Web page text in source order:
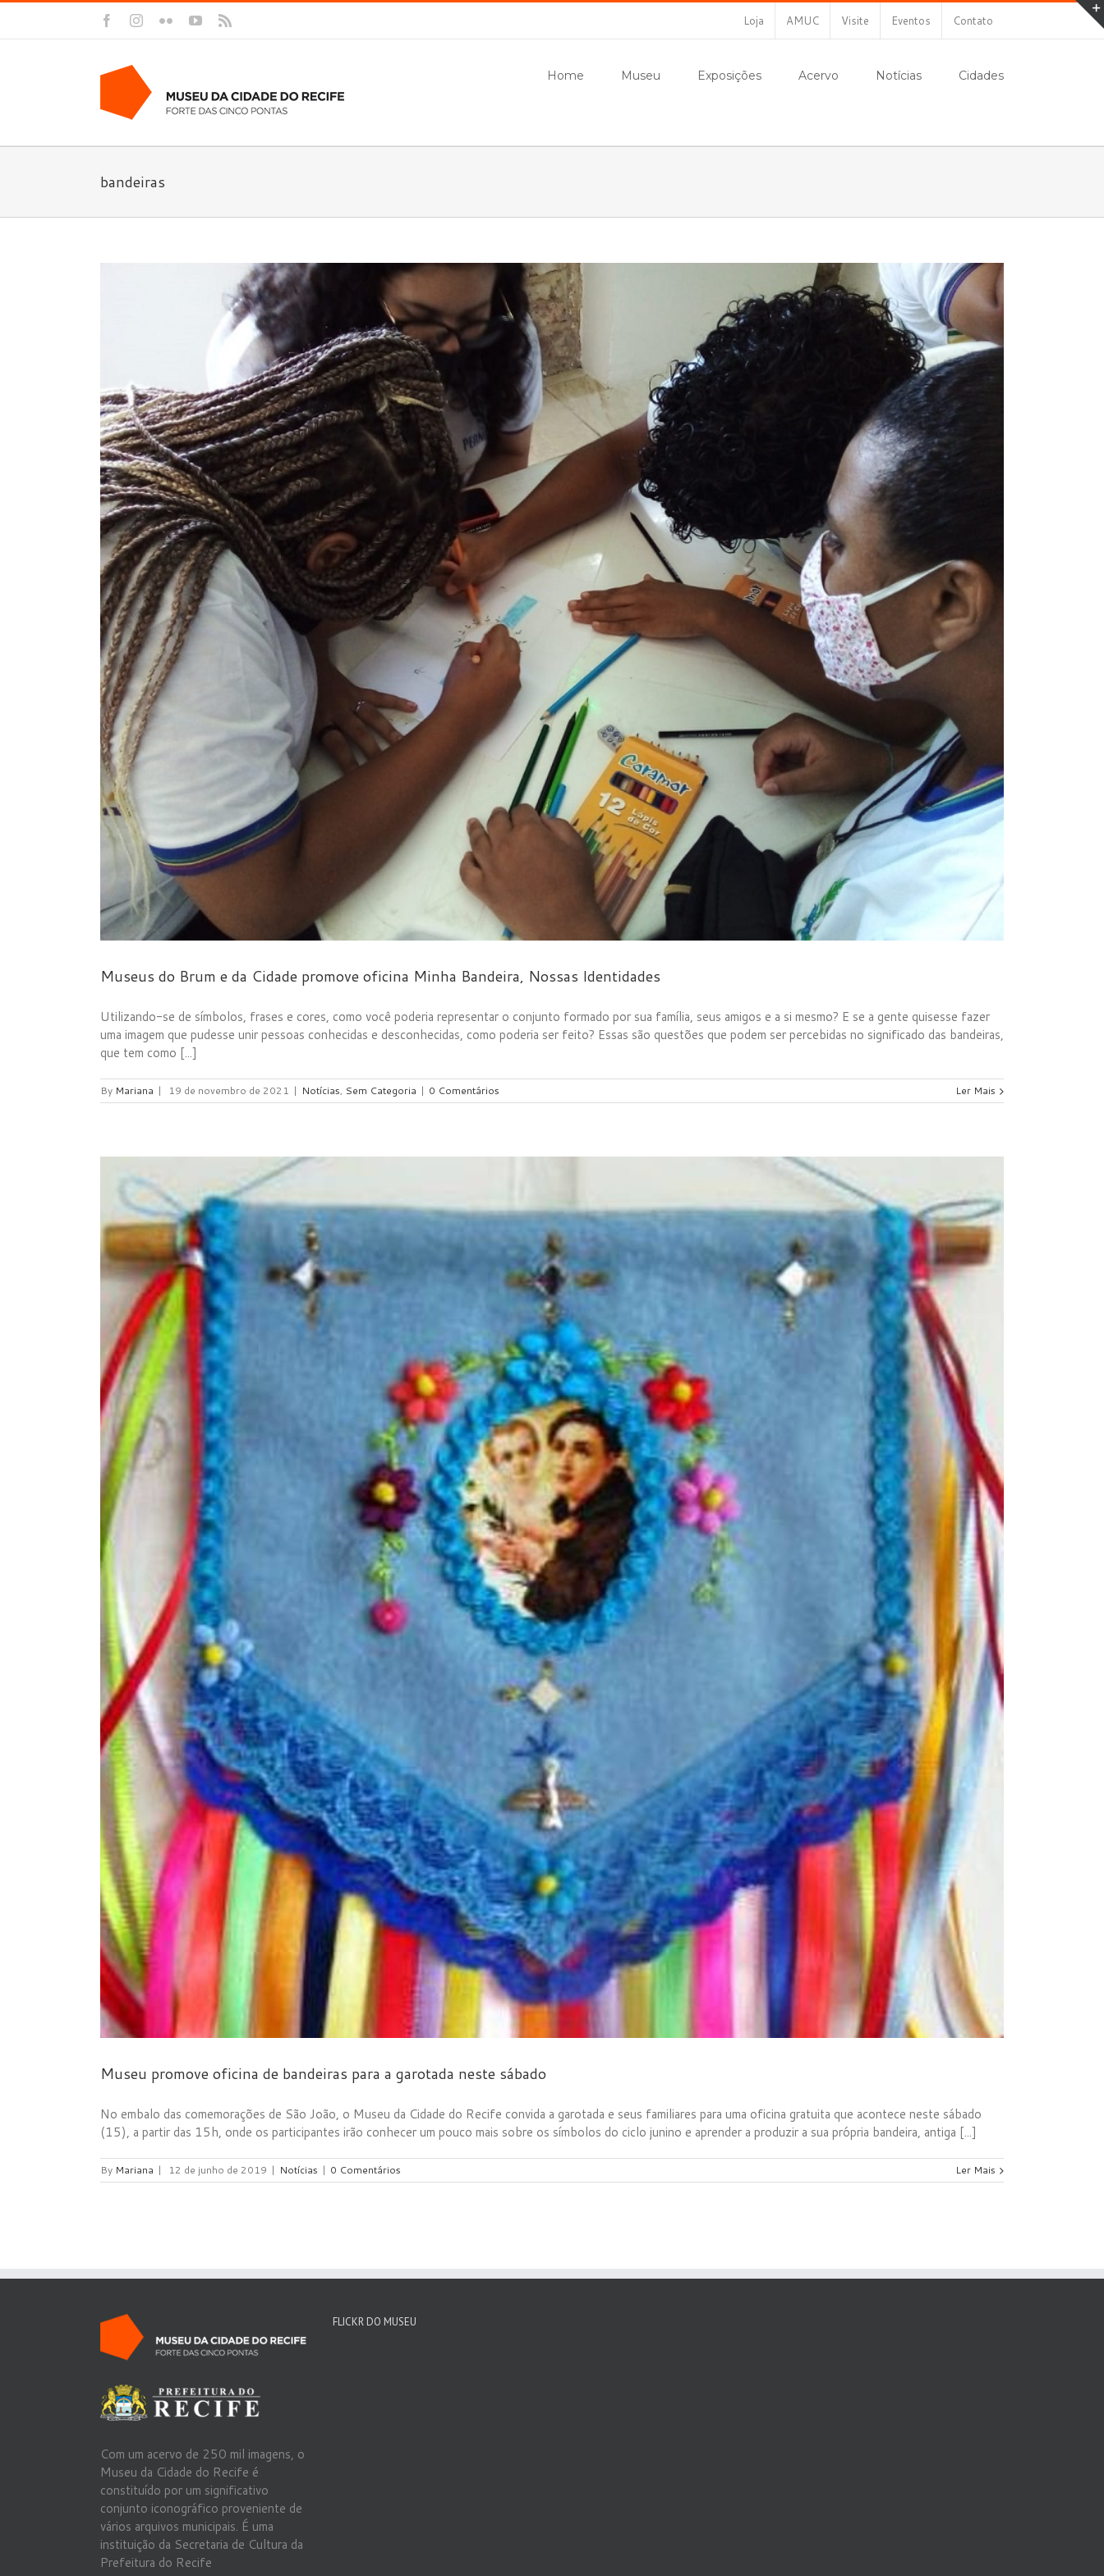
FacebookInstagram
FlickrYouTube Loja AMUC Visite Eventos Contato
Home Museu Exposições Acervo Notícias Cidades
bandeiras
Museus do Brum e da Cidade promove oficina Minha Bandeira, Nossas Identidades
Utilizando-se de símbolos, frases e cores, como você poderia representar o conjunto formado por sua família, seus amigos e a si mesmo? E se a gente quisesse fazer
uma imagem que pudesse unir pessoas conhecidas e desconhecidas, como poderia ser feito? Essas são questões que podem ser percebidas no significado das bandeiras,
que tem como [...]
By Mariana | 19 de novembro de 2021 | Notícias, Sem Categoria | 0 Comentários Ler Mais
Museu promove oficina de bandeiras para a garotada neste sábado
No embalo das comemorações de São João, o Museu da Cidade do Recife convida a garotada e seus familiares para uma oficina gratuita que acontece neste sábado
(15), a partir das 15h, onde os participantes irão conhecer um pouco mais sobre os símbolos do ciclo junino e aprender a produzir a sua própria bandeira, antiga [...]
By Mariana | 12 de junho de 2019 | Notícias | 0 Comentários Ler Mais
Com um acervo de 250 mil imagens, o
Museu da Cidade do Recife é
constituído por um significativo
conjunto iconográfico proveniente de
vários arquivos municipais. É uma
instituição da Secretaria de Cultura da
Prefeitura do Recife
FLICKR DO MUSEU